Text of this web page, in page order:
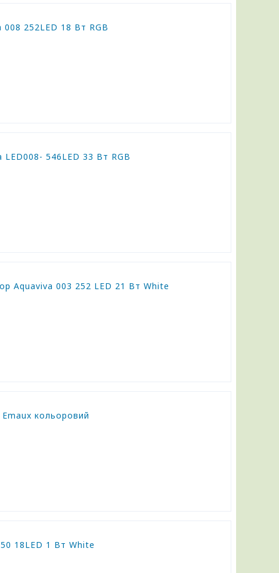
252LED 18 Вт RGB
546LED 33 Вт RGB
Aquaviva 003 252 LED 21 Вт White
кольоровий
18LED 1 Вт White